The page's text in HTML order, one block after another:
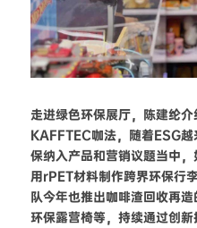
走进绿色环保展厅，陈建纶
KAFFTEC咖法，随着ESG
保纳入产品和营销议题当中
用rPET材料制作跨界环保行
队今年也推出咖啡渣回收再造
环保露营椅等，持续通过创